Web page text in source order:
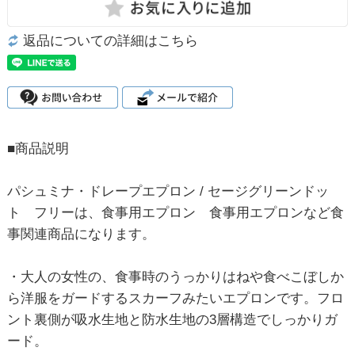
返品についての詳細はこちら
■商品説明
パシュミナ・ドレープエプロン / セージグリーンドッ
ト フリーは、食事用エプロン 食事用エプロンなど食
事関連商品になります。
・大人の女性の、食事時のうっかりはねや食べこぼしか
ら洋服をガードするスカーフみたいエプロンです。フロ
ント裏側が吸水生地と防水生地の3層構造でしっかりガ
ード。